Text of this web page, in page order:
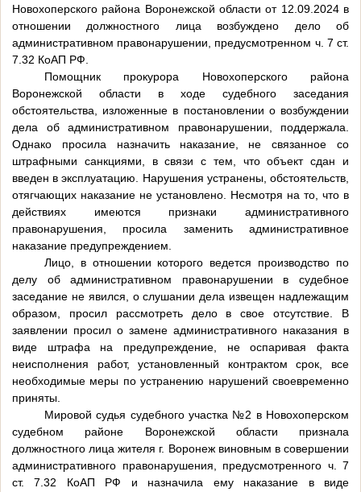
Новохоперского района Воронежской области от 12.09.2024 в
отношении должностного лица возбуждено дело об
административном правонарушении, предусмотренном ч. 7 ст.
7.32 КоАП РФ.
Помощник прокурора Новохоперского района
Воронежской области в ходе судебного заседания
обстоятельства, изложенные в постановлении о возбуждении
дела об административном правонарушении, поддержала.
Однако просила назначить наказание, не связанное со
штрафными санкциями, в связи с тем, что объект сдан и
введен в эксплуатацию. Нарушения устранены, обстоятельств,
отягчающих наказание не установлено. Несмотря на то, что в
действиях имеются признаки административного
правонарушения, просила заменить административное
наказание предупреждением.
Лицо, в отношении которого ведется производство по
делу об административном правонарушении в судебное
заседание не явился, о слушании дела извещен надлежащим
образом, просил рассмотреть дело в свое отсутствие. В
заявлении просил о замене административного наказания в
виде штрафа на предупреждение, не оспаривая факта
неисполнения работ, установленный контрактом срок, все
необходимые меры по устранению нарушений своевременно
приняты.
Мировой судья судебного участка №2 в Новохоперском
судебном районе Воронежской области признала
должностного лица жителя г. Воронеж виновным в совершении
административного правонарушения, предусмотренного ч. 7
ст. 7.32 КоАП РФ и назначила ему наказание в виде